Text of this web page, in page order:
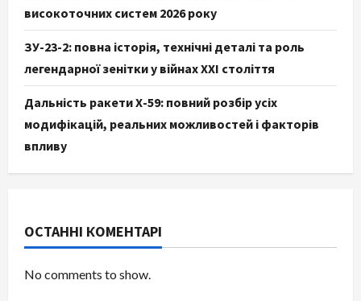
високоточних систем 2026 року
ЗУ-23-2: повна історія, технічні деталі та роль
легендарної зенітки у війнах XXI століття
Дальність ракети Х-59: повний розбір усіх
модифікацій, реальних можливостей і факторів
впливу
ОСТАННІ КОМЕНТАРІ
No comments to show.